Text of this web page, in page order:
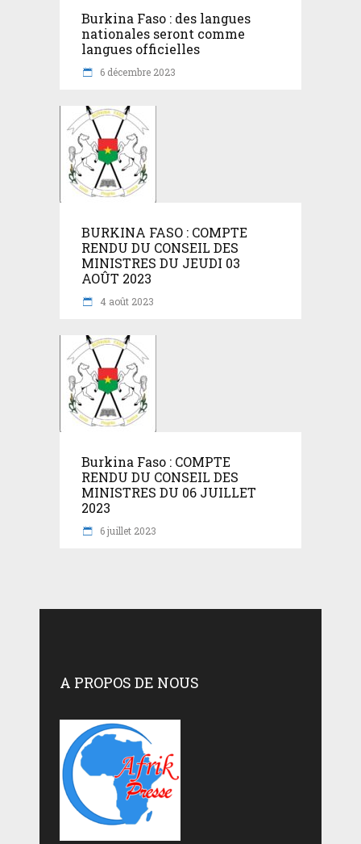
Burkina Faso : des langues
nationales seront comme
langues officielles
6 décembre 2023
BURKINA FASO : COMPTE
RENDU DU CONSEIL DES
MINISTRES DU JEUDI 03
AOÛT 2023
4 août 2023
Burkina Faso : COMPTE
RENDU DU CONSEIL DES
MINISTRES DU 06 JUILLET
2023
6 juillet 2023
A PROPOS DE NOUS